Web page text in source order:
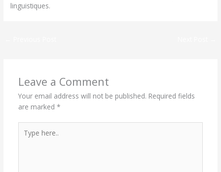
linguistiques.
Leave a Comment
Your email address will not be published. Required fields
are marked *
here..